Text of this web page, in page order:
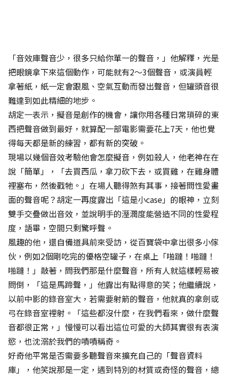
「音效庫聲音少，很多只給你單一的聲音，」他解釋，光是
把眼鏡拿下來這個動作，可能就有2～3個聲音，或演員輕
拿著紙，紙一定會跟風、空氣互動而發出聲音，但罐頭音很
難達到如此精細的地步。
胡定一表示，擬音是創作的機會，讓你用各種日常瑣碎的東
西把聲音做到最好，就算配一部電影需要花上7天，他也覺
得每天都是新的練習，都有新的突破。
現場以幾個音效考驗他會怎麼擬音，例如殺人，他老神在在
說「簡單」，「去買西瓜，拿刀砍下去，或買雞，在雞身體
裡塞布，然後戳牠。」在場人聽得煞有其事，接著問性愛畫
面的聲音呢？胡定一再度露出「這是小case」的眼神，立刻
雙手交疊做出音效，並說明手的溼潤度能營造不同的性愛程
度，語畢，空間只剩驚呼聲。
風趣的他，還自備道具前來受訪，從百寶袋中拿出很多小傢
伙，例如2個剛吃完的優格空罐子，在桌上「啪躂！啪躂！
啪躂！」敲著，問我們那是什麼聲音，所有人就這樣輕易被
問倒，「這是馬蹄聲，」他露出有點得意的笑；他繼續說，
以前中影的錄音室大，若需要射箭的聲音，他就真的拿劍或
弓在錄音室裡射。「這些都沒什麼，在我們看來，做什麼聲
音都很正常，」慢慢可以看出這位可愛的大師其實很有表演
慾，也沈溺於我們的嘖嘖稱奇。
好奇他平常是否需要多聽聲音來擴充自己的「聲音資料
庫」，他笑說那是一定，遇到特別的材質或奇怪的聲音，總